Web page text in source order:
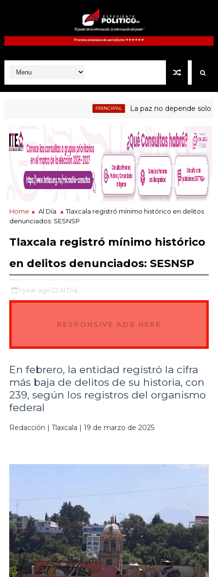
PRINCIPAL La paz no depende solo de
Home Al Día
Tlaxcala registró mínimo histórico en delitos
denunciados: SESNSP
Tlaxcala registró mínimo histórico
en delitos denunciados: SESNSP
1 year ago Al Día,
RESPONSIVE ADS HERE
En febrero, la entidad registró la cifra
más baja de delitos de su historia, con
239, según los registros del organismo
federal
Redacción | Tlaxcala | 19 de marzo de 2025